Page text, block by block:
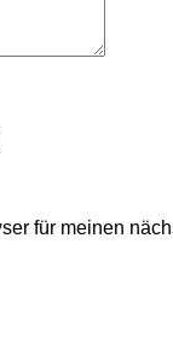
für meinen